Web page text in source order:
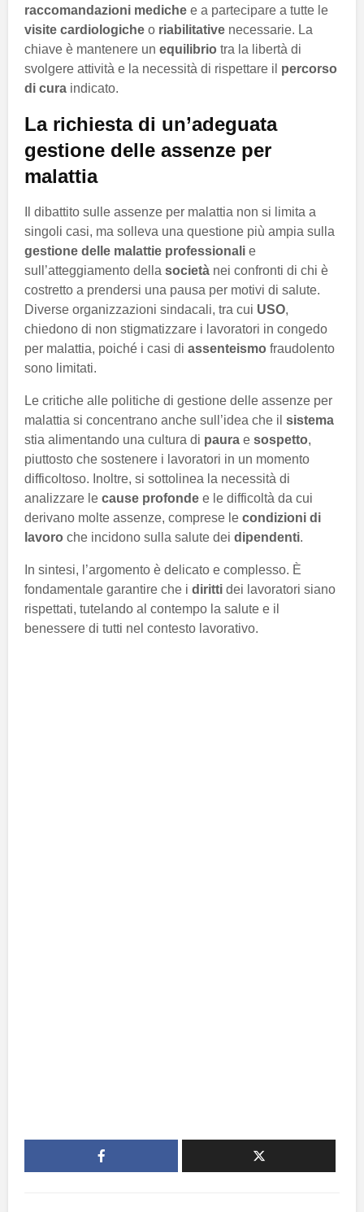
raccomandazioni mediche e a partecipare a tutte le
visite cardiologiche o riabilitative necessarie. La
chiave è mantenere un equilibrio tra la libertà di
svolgere attività e la necessità di rispettare il percorso
di cura indicato.
La richiesta di un’adeguata
gestione delle assenze per
malattia
Il dibattito sulle assenze per malattia non si limita a
singoli casi, ma solleva una questione più ampia sulla
gestione delle malattie professionali e
sull’atteggiamento della società nei confronti di chi è
costretto a prendersi una pausa per motivi di salute.
Diverse organizzazioni sindacali, tra cui USO,
chiedono di non stigmatizzare i lavoratori in congedo
per malattia, poiché i casi di assenteismo fraudolento
sono limitati.
Le critiche alle politiche di gestione delle assenze per
malattia si concentrano anche sull’idea che il sistema
stia alimentando una cultura di paura e sospetto,
piuttosto che sostenere i lavoratori in un momento
difficoltoso. Inoltre, si sottolinea la necessità di
analizzare le cause profonde e le difficoltà da cui
derivano molte assenze, comprese le condizioni di
lavoro che incidono sulla salute dei dipendenti.
In sintesi, l’argomento è delicato e complesso. È
fondamentale garantire che i diritti dei lavoratori siano
rispettati, tutelando al contempo la salute e il
benessere di tutti nel contesto lavorativo.